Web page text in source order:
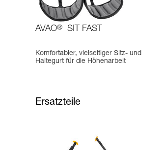
AVAO® SIT FAST
Komfortabler, vielseitiger Sitz- und
Haltegurt für die Höhenarbeit
Ersatzteile